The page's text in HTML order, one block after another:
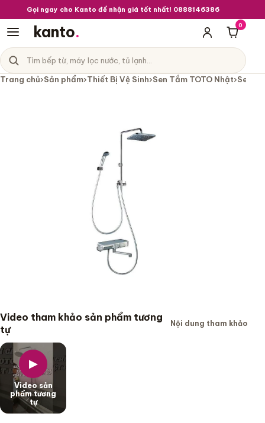
Gọi ngay cho Kanto để nhận giá tốt nhất! 0888146386
kanto.
Tìm sản phẩm
Danh mục sản phẩm
Giỏ
0
Sen tắm KVK KF3170L dạng sen
Trang chủ›Sản phẩm›Thiết Bị Vệ Sinh›Sen Tắm TOTO Nhật›Sen
Video tham khảo sản phẩm tương
tự
Nội dung tham khảo
▶
Video sản
phẩm tương
tự